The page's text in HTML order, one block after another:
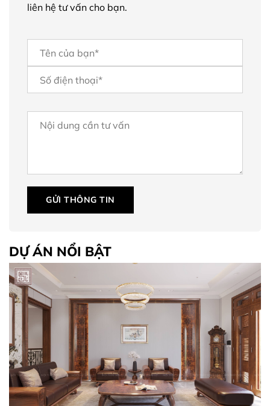
liên hệ tư vấn cho bạn.
GỬI THÔNG TIN
DỰ ÁN NỔI BẬT